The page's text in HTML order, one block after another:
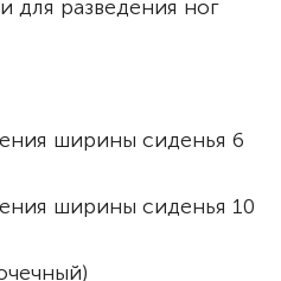
для разведения ног
ширины сиденья 6
ширины сиденья 10